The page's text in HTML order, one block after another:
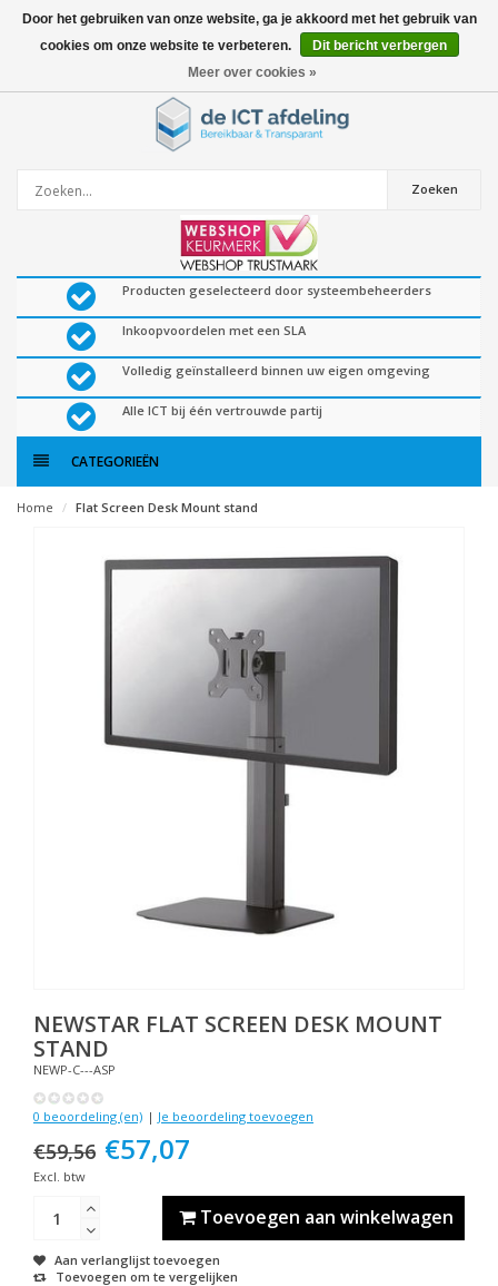
0artikelen
Zoeken
Producten geselecteerd door systeembeheerders
Inkoopvoordelen met een SLA
Volledig geïnstalleerd binnen uw eigen omgeving
Alle ICT bij één vertrouwde partij
CATEGORIEËN
Home Flat Screen Desk Mount stand
NEWSTAR FLAT SCREEN DESK MOUNT
STAND
NEWP-C---ASP
0 beoordeling (en) | Je beoordeling toevoegen
€59,56 €57,07
Excl. btw
Toevoegen aan winkelwagen
Aan verlanglijst toevoegen
Toevoegen om te vergelijken
Door het gebruiken van onze website, ga je akkoord met het gebruik van
cookies om onze website te verbeteren.
Dit bericht verbergen
Meer over cookies »